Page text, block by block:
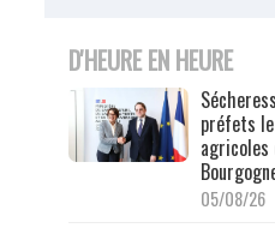
D'HEURE EN HEURE
préfets
agricoles
05/08/26